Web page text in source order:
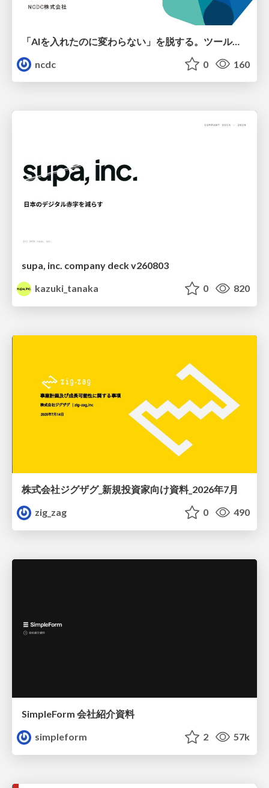
「AIを入れたのに変わらない」を脱する。ツール導入から文化定着まで、1年間の実践知を公開
ncdc
0 160
supa, inc. company deck v260803
kazuki_tanaka
0 820
株式会社ジグザグ_新規投資家向け資料_2026年7月
zig_zag
0 490
SimpleForm 会社紹介資料
simpleform
2 57k